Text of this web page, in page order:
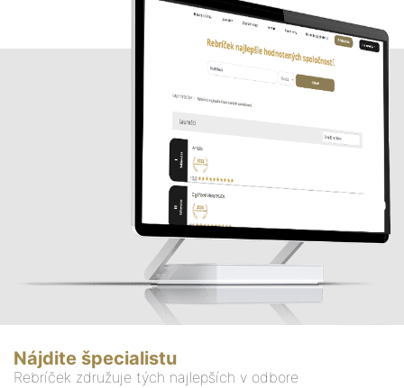
Nájdite špecialistu
Rebríček združuje tých najlepších v odbore